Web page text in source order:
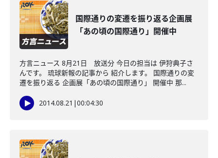
国際通りの変遷を振り返る企画展
「あの頃の国際通り」開催中
方言ニュース 8月21日 放送分 今日の担当は 伊狩典子さ
んです。 琉球新報の記事から 紹介します。 国際通りの変
遷を振り返る 企画展「あの頃の国際通り」 開催中 那...
2014.08.21 |00:04:30